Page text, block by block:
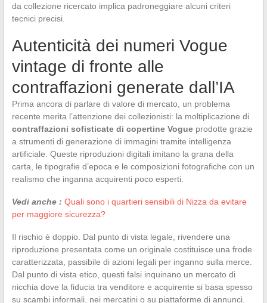
da collezione ricercato implica padroneggiare alcuni criteri
tecnici precisi.
Autenticità dei numeri Vogue
vintage di fronte alle
contraffazioni generate dall’IA
Prima ancora di parlare di valore di mercato, un problema
recente merita l’attenzione dei collezionisti: la moltiplicazione di
contraffazioni sofisticate di copertine Vogueprodotte grazie
a strumenti di generazione di immagini tramite intelligenza
artificiale. Queste riproduzioni digitali imitano la grana della
carta, le tipografie d’epoca e le composizioni fotografiche con un
realismo che inganna acquirenti poco esperti.
Vedi anche : Quali sono i quartieri sensibili di Nizza da evitare
per maggiore sicurezza?
Il rischio è doppio. Dal punto di vista legale, rivendere una
riproduzione presentata come un originale costituisce una frode
caratterizzata, passibile di azioni legali per inganno sulla merce.
Dal punto di vista etico, questi falsi inquinano un mercato di
nicchia dove la fiducia tra venditore e acquirente si basa spesso
su scambi informali, nei mercatini o su piattaforme di annunci.